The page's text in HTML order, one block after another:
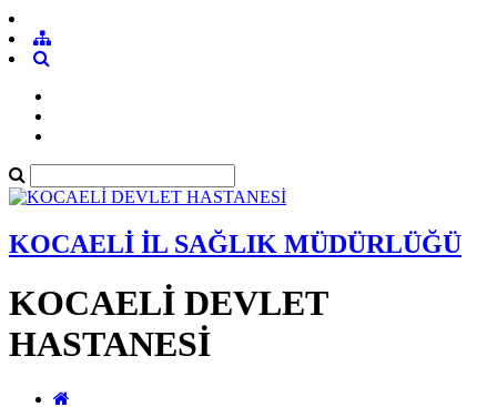
KOCAELİ İL SAĞLIK MÜDÜRLÜĞÜ
KOCAELİ DEVLET
HASTANESİ